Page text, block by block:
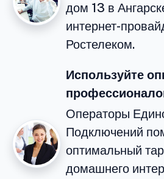
дом 13 в
интернет-
Ростелеком.
Используйте
Операторы
Подключений
оптимальный
домашнего